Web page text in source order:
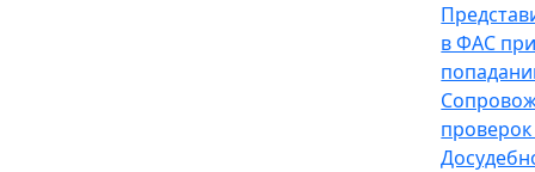
в ФАС